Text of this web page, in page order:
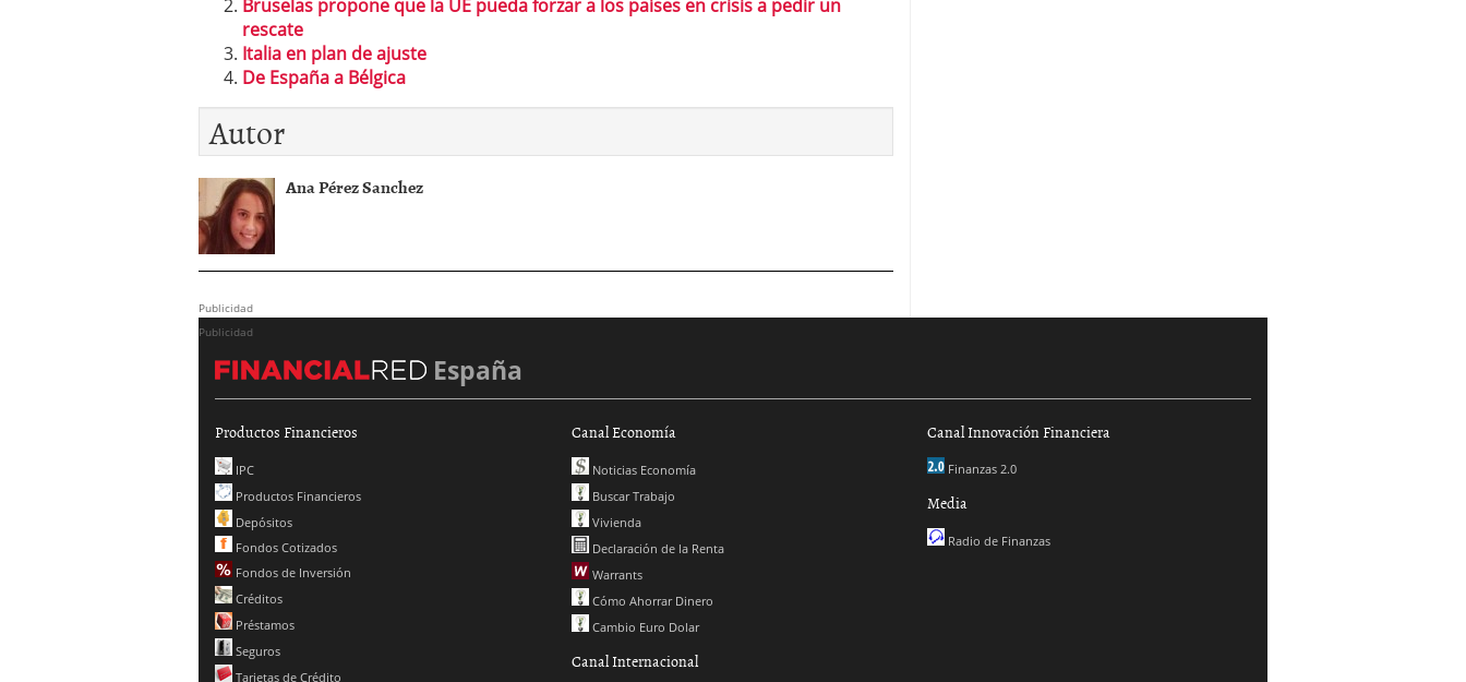
Bruselas propone que la UE pueda forzar a los países en crisis a pedir un
rescate
Italia en plan de ajuste
De España a Bélgica
Autor
Ana Pérez Sanchez
Publicidad
Publicidad
España
Productos Financieros
IPC
Productos Financieros
Depósitos
Fondos Cotizados
Fondos de Inversión
Créditos
Préstamos
Seguros
Tarjetas de Crédito
Canal Economía
Noticias Economía
Buscar Trabajo
Vivienda
Declaración de la Renta
Warrants
Cómo Ahorrar Dinero
Cambio Euro Dolar
Canal Internacional
Canal Innovación Financiera
Finanzas 2.0
Media
Radio de Finanzas